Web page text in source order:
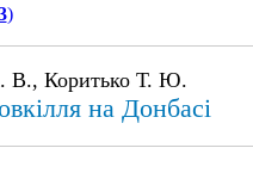
)
В., Коритько Т. Ю.
на Донбасі